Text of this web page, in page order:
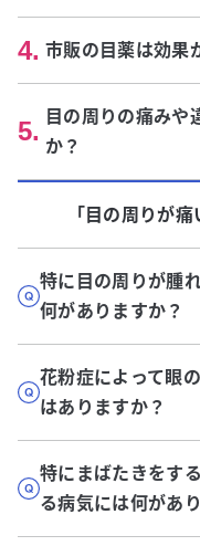
4. 市販の目薬は効果
5. 目の周りの痛みや
か？
「目の周りが痛
特に目の周りが腫
何がありますか？
花粉症によって眼
はありますか？
特にまばたきをす
る病気には何があ